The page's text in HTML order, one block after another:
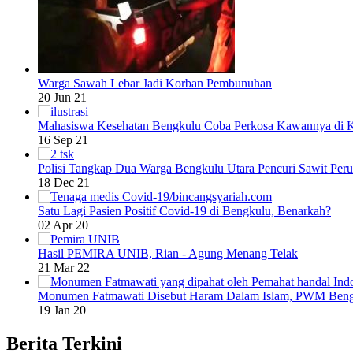
Warga Sawah Lebar Jadi Korban Pembunuhan
20 Jun 21
Mahasiswa Kesehatan Bengkulu Coba Perkosa Kawannya di
16 Sep 21
Polisi Tangkap Dua Warga Bengkulu Utara Pencuri Sawit
18 Dec 21
Satu Lagi Pasien Positif Covid-19 di Bengkulu, Benarkah?
02 Apr 20
Hasil PEMIRA UNIB, Rian - Agung Menang Telak
21 Mar 22
Monumen Fatmawati Disebut Haram Dalam Islam, PWM
19 Jan 20
Berita Terkini